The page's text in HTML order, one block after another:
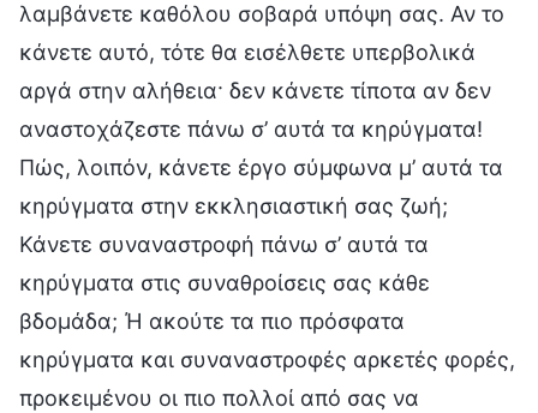
λαμβάνετε καθόλου σοβαρά υπόψη σας. Αν το
κάνετε αυτό, τότε θα εισέλθετε υπερβολικά
αργά στην αλήθεια· δεν κάνετε τίποτα αν δεν
αναστοχάζεστε πάνω σ’ αυτά τα κηρύγματα!
Πώς, λοιπόν, κάνετε έργο σύμφωνα μ’ αυτά τα
κηρύγματα στην εκκλησιαστική σας ζωή;
Κάνετε συναναστροφή πάνω σ’ αυτά τα
κηρύγματα στις συναθροίσεις σας κάθε
βδομάδα; Ή ακούτε τα πιο πρόσφατα
κηρύγματα και συναναστροφές αρκετές φορές,
προκειμένου οι πιο πολλοί από σας να